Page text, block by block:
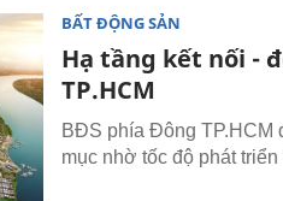
BẤT ĐỘNG SẢN
Hạ tầng kết nối -
TP.HCM
BĐS phía Đông TP.HCM
mục nhờ tốc độ phát triển